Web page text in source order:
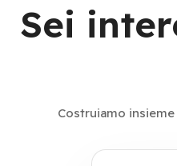
Sei
Costruiamo